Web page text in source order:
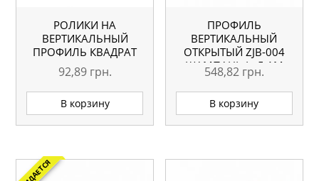
РОЛИКИ НА
ВЕРТИКАЛЬНЫЙ
ПРОФИЛЬ КВАДРАТ
92,89 грн.
В корзину
ПРОФИЛЬ
ВЕРТИКАЛЬНЫЙ
ОТКРЫТЫЙ ZJB-004
ШАМПАНЬ L=5.1М
ОРИГИНАЛ
548,82 грн.
В корзину